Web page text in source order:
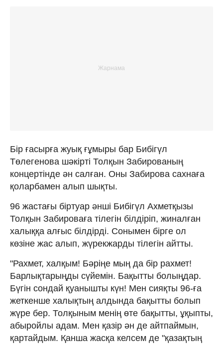
Бір ғасырға жуық ғұмыры бар Бибігүл
Төлегенова шәкірті Толқын Забированың
концертінде ән салған. Оны Забирова сахнаға
қоларбамен алып шықты.
96 жастағы біртуар әнші Бибігүл Ахметқызы
Толқын Забироваға тілегін білдіріп, жиналған
халыққа алғыс білдірді. Сонымен бірге ол
көзіне жас алып, жүрекжарды тілегін айтты.
"Рахмет, халқым! Бәріңе мың да бір рахмет!
Барлықтарыңды сүйемін. Бақытты болыңдар.
Бүгін сондай қуанышты күн! Мен сияқты 96-ға
жеткенше халықтың алдында бақытты болып
жүре бер. Толқыным менің өте бақытты, ұқыпты,
абыройлы адам. Мен қазір ән де айтпаймын,
қартайдым. Қанша жасқа келсем де "қазақтың